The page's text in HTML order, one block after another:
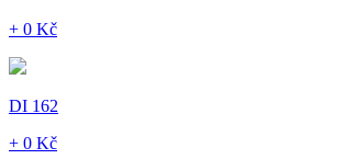
+ 0 Kč
DI 162
+ 0 Kč